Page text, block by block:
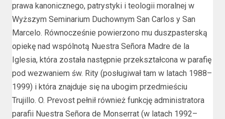
prawa kanonicznego, patrystyki i teologii moralnej w
Wyższym Seminarium Duchownym San Carlos y San
Marcelo. Równocześnie powierzono mu duszpasterską
opiekę nad wspólnotą Nuestra Señora Madre de la
Iglesia, która została następnie przekształcona w parafię
pod wezwaniem św. Rity (posługiwał tam w latach 1988–
1999) i która znajduje się na ubogim przedmieściu
Trujillo. O. Prevost pełnił również funkcję administratora
parafii Nuestra Señora de Monserrat (w latach 1992–